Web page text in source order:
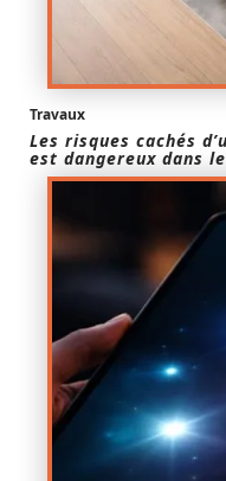
Travaux
Les risques cachés
est dangereux dans